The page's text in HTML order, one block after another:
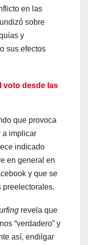
en las
sobre
y
sus efectos
voto desde las
que provoca
a implicar
indicado
en general en
y que se
preelectorales.
revela que
“verdadero” y
así, endilgar